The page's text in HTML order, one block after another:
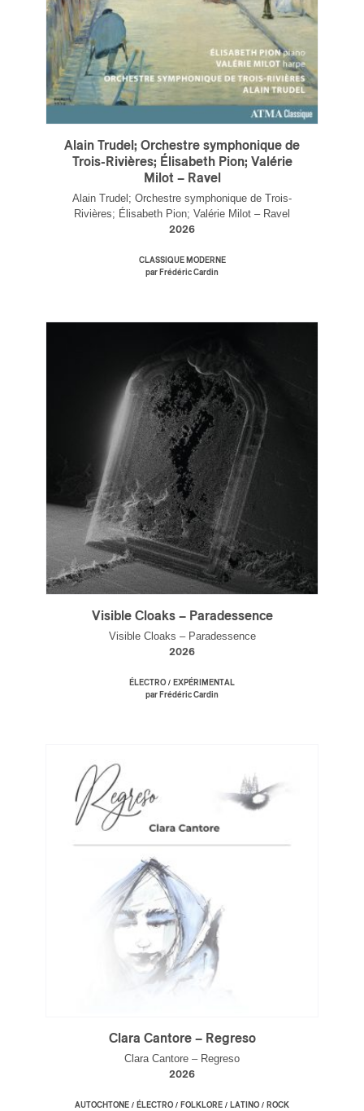
Alain Trudel; Orchestre symphonique de
Trois-Rivières; Élisabeth Pion; Valérie
Milot – Ravel
Alain Trudel; Orchestre symphonique de Trois-
Rivières; Élisabeth Pion; Valérie Milot – Ravel
2026
CLASSIQUE MODERNE
par Frédéric Cardin
Visible Cloaks – Paradessence
Visible Cloaks – Paradessence
2026
ÉLECTRO / EXPÉRIMENTAL
par Frédéric Cardin
Clara Cantore – Regreso
Clara Cantore – Regreso
2026
AUTOCHTONE / ÉLECTRO / FOLKLORE / LATINO / ROCK